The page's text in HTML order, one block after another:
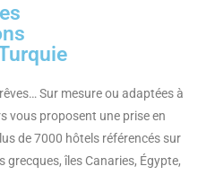
Sur mesure ou adaptées à
vous proposent une prise en
de 7000 hôtels référencés sur
grecques, îles Canaries, Égypte,